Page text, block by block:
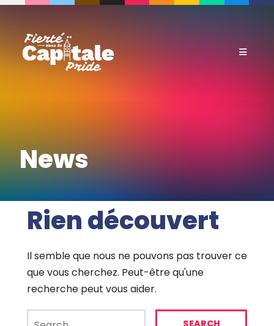
Aller
contenu
News
Rien découvert
Il semble que nous ne pouvons pas trouver ce
que vous cherchez. Peut-être qu'une
recherche peut vous aider.